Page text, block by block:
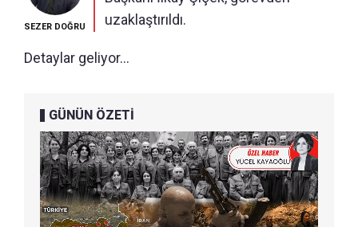
SEZER DOĞRU
uzaklaştırıldı.
Detaylar geliyor...
GÜNÜN ÖZETİ